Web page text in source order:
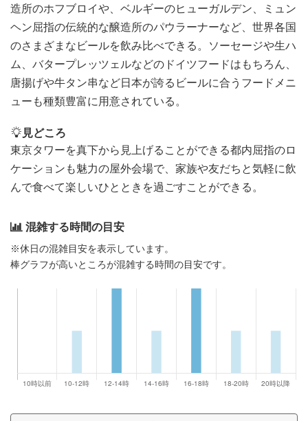
造所のホフブロイや、ベルギーのヒューガルデン、ミュン
ヘン屈指の伝統的な醸造所のパウラーナーなど、世界各国
のさまざまなビールを飲み比べできる。ソーセージや生ハ
ム、バタープレッツェルなどのドイツフードはもちろん、
唐揚げや牛タン串など日本が誇るビールに合うフードメニ
ューも種類豊富に用意されている。
見どころ
東京タワーを真下から見上げることができる都内屈指のロ
ケーションも魅力の屋外会場で、家族や友だちと気軽に飲
んで食べて楽しいひとときを過ごすことができる。
混雑する時間の目安
※休日の混雑目安を表示しています。
棒グラフが高いところが混雑する時間の目安です。